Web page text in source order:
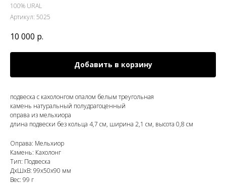
100% URAL
Артикул: 5025
10 000 р.
Добавить в корзину
подвеска с кахолонгом опалом белым треугольная
камень натуральный полудрагоценный
оправа из мельхиора
длина подвески без кольца 4,7 см, ширина 2,1 см, высота 0,8 см
Оправа: Мельхиор
Камень: Кахолонг
Тип: Подвеска
ДxШxВ: 99x50x90 мм
Вес: 99 г